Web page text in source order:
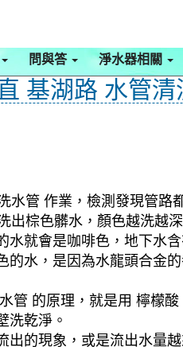
問與答 淨水器相關
基湖路 水管清
管 作業，檢測發現管
棕色髒水，顏色越洗越
就會是咖啡色，地下水
水，是因為水龍頭合金
管 的原理，就是用 檸檬
洗乾淨。
的現象，或是流出水量